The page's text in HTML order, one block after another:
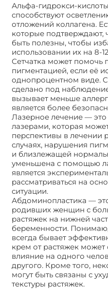
Альфа-гидрокси-
способствуют
отложений коллагена.
которые подтверждают,
быть полезны, чтобы
использовании их на 8-
Сетчатка может помочь
пигментацией, если её
однопроцентном виде.
сделано под
вызывает меньше
является более
Лазерное лечение —
лазерами, которая
перспективы в лечении
случаях, нарушения
и близлежащей
уменьшена с помощью
является
рассматриваться на
ситуации.
Абдоминопластика —
родивших женщин с
растяжек на нижней
беременности.
всегда бывает
крем от растяжек может
влияние на одного
другого. Кроме того,
могут быть связаны с
текстуры растяжек.